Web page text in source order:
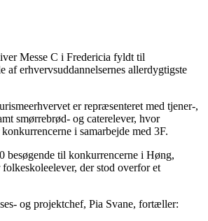
Messe C i Fredericia fyldt til
af erhvervsuddannelsernes allerdygtigste
er repræsenteret med tjener-,
smørrebrød- og caterelever, hvor
i samarbejde med 3F.
besøgende til konkurrencerne i Høng,
der stod overfor et
og projektchef, Pia Svane, fortæller: